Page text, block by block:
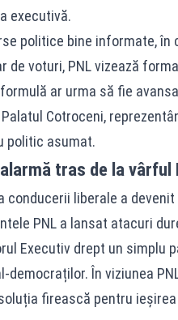
executivă.
politice bine informate, în
de voturi, PNL vizează
formulă ar urma să fie
Cotroceni,
politic asumat.
tras de la vârful
conducerii liberale a
PNL a lansat atacuri
Executiv drept un simplu
democraților. În viziunea
firească pentru